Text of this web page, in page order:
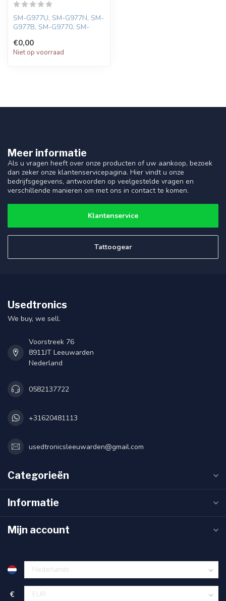
SM-G977U, SM-G977N, SM-
G977B, SM-G9770, SM-
€0,00
Niet op voorraad
Meer informatie
Als u vragen heeft over onze producten of uw aankoop, bezoek
dan zeker onze klantenservicepagina. Hier vindt u onze
bedrijfsgegevens, antwoorden op veelgestelde vragen en
verschillende manieren om met ons in contact te komen.
Klantenservice
Tattoogear
Usedtronics
We buy, we sell.
Voorstreek 76
8911JT Leeuwarden
Nederland
0582137722
+31620481113
usedtronicsleeuwarden@gmail.com
Categorieën
Informatie
Mijn account
€